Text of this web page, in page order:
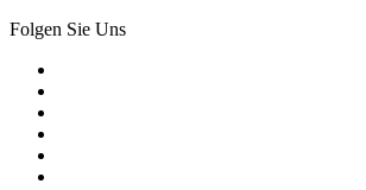
Folgen Sie Uns